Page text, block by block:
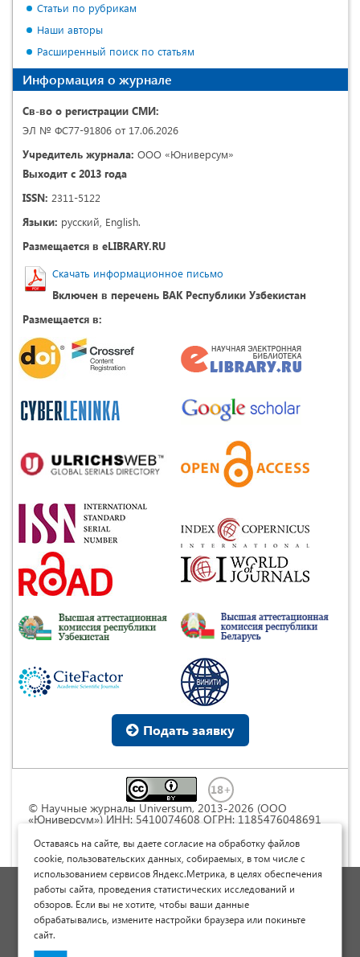
Статьи по рубрикам
Наши авторы
Расширенный поиск по статьям
Информация о журнале
Св-во о регистрации СМИ:
ЭЛ № ФС77-91806 от 17.06.2026
Учредитель журнала: ООО «Юниверсум»
Выходит с 2013 года
ISSN: 2311-5122
Языки: русский, English.
Размещается в eLIBRARY.RU
Скачать информационное письмо
Включен в перечень ВАК Республики Узбекистан
Размещается в:
Подать заявку
© Научные журналы Universum, 2013-2026 (ООО
«Юниверсум») ИНН: 5410074608 ОГРН: 1185476048691
Commons « Attribution» («Атрибуция») 4.0
Непортированная
Политика обработки персональных данных
Договор оферты
Опубликовать научную статью
Оставаясь на сайте, вы даете согласие на обработку файлов
cookie, пользовательских данных, собираемых, в том числе с
использованием сервисов Яндекс.Метрика, в целях обеспечения
работы сайта, проведения статистических исследований и
обзоров. Если вы не хотите, чтобы ваши данные
обрабатывались, измените настройки браузера или покиньте
сайт.